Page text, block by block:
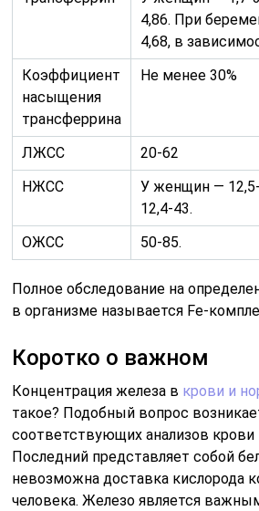
4,86. При
4,68, в
Коэффициент
насыщения
трансферрина
Не менее 30%
ЛЖСС
20-62
НЖСС
У женщин —
12,4-43.
ОЖСС
50-85.
Полное обследование на
в организме называется Fe-
Коротко о важном
Концентрация железа в крови и
такое? Подобный вопрос
соответствующих анализов крови
Последний представляет собой
невозможна доставка кислорода
человека. Железо является